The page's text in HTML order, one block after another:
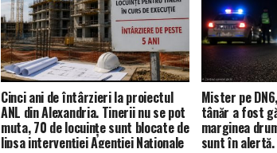
Cinci ani de întârzieri la proiectul
ANL din Alexandria. Tinerii nu se pot
muta, 70 de locuințe sunt blocate de
lipsa intervenției Agenției Naționale
Mister pe
tânăr a fost
marginea
sunt în alertă.